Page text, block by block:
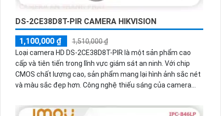
DS-2CE38D8T-PIR CAMERA HIKVISION
1,100,000 ₫
1,510,000 ₫
Loại camera HD DS-2CE38D8T-PIR là một sản phẩm cao
cấp và tiên tiến trong lĩnh vực giám sát an ninh. Với chip
CMOS chất lượng cao, sản phẩm mang lại hình ảnh sắc nét
và màu sắc đẹp hơn. Công nghệ thiếu sáng của camera
hồng ngoại 20m cho khả năng giám sát ban đêm. Điều đặc